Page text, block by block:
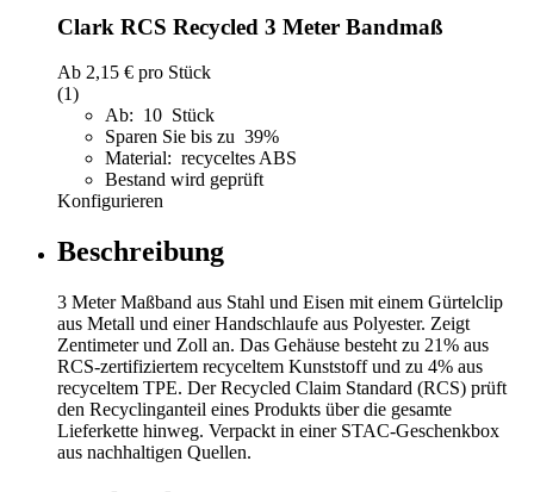
Clark RCS Recycled 3 Meter Bandmaß
Ab 2,15 € pro Stück
(1)
Ab: 10 Stück
Sparen Sie bis zu 39%
Material: recyceltes ABS
Bestand wird geprüft
Konfigurieren
Beschreibung
3 Meter Maßband aus Stahl und Eisen mit einem Gürtelclip
aus Metall und einer Handschlaufe aus Polyester. Zeigt
Zentimeter und Zoll an. Das Gehäuse besteht zu 21% aus
RCS-zertifiziertem recyceltem Kunststoff und zu 4% aus
recyceltem TPE. Der Recycled Claim Standard (RCS) prüft
den Recyclinganteil eines Produkts über die gesamte
Lieferkette hinweg. Verpackt in einer STAC-Geschenkbox
aus nachhaltigen Quellen.